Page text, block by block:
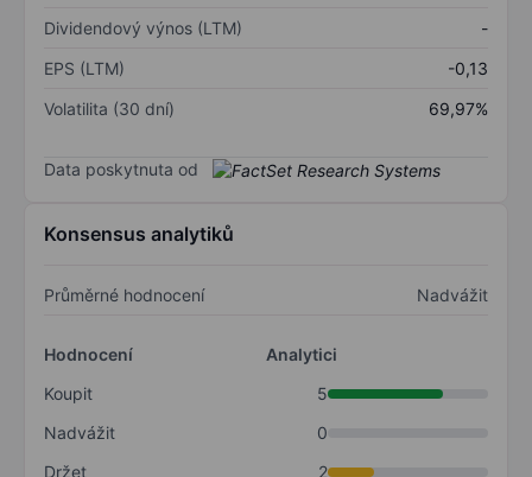
Dividendový výnos (LTM)
-
EPS (LTM)
-0,13
Volatilita (30 dní)
69,97%
Data poskytnuta od
Konsensus analytiků
Průměrné hodnocení Nadvážit
Hodnocení
Analytici
Koupit
5
Nadvážit
0
Držet
2